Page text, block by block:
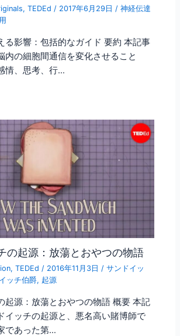
,TEDEd / 2017年6月29日/神経伝達
る影響：包括的なガイド 要約 本記事
内の細胞間通信を変化させること
情、思考、行…
の起源：放蕩とおやつの物語
,TEDEd / 2016年11月3日/サンドイッ
ッチ伯爵, 起源
起源：放蕩とおやつの物語 概要 本記
イッチの起源と、悪名高い賭博師で
であった第…